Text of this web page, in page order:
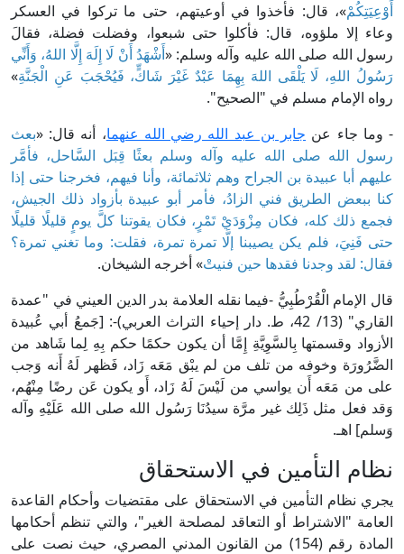
أَوْعِيَتِكُمْ»، قال: فأخذوا في أوعيتهم، حتى ما تركوا في العسكر
وعاء إلا ملؤوه، قال: فأكلوا حتى شبعوا، وفضلت فضلة، فقالَ
رسول الله صلى الله عليه وآله وسلم: «أَشْهَدُ أَنْ لَا إِلَهَ إِلَّا اللهُ، وَأَنِّي
رَسُولُ اللهِ، لَا يَلْقَى اللهَ بِهِمَا عَبْدٌ غَيْرَ شَاكٍّ، فَيُحْجَبَ عَنِ الْجَنَّةِ»
رواه الإمام مسلم في "الصحيح".
- وما جاء عن جابر بن عبد الله رضي الله عنهما، أنه قال: «بعث
رسول الله صلى الله عليه وآله وسلم بعثًا قِبَل السَّاحل، فأمَّر
عليهم أبا عبيدة بن الجراح وهم ثلاثمائة، وأنا فيهم، فخرجنا حتى إذا
كنا ببعض الطريق فني الزادُ، فأمر أبو عبيدة بأزواد ذلك الجيش،
فجمع ذلك كله، فكان مِزْوَدَيْ تَمْرٍ، فكان يقوتنا كلَّ يومٍ قليلًا قليلًا
حتى فَنِيَ، فلم يكن يصيبنا إلَّا تمرة تمرة، فقلت: وما تغني تمرة؟
فقال: لقد وجدنا فقدها حين فنيتْ» أخرجه الشيخان.
قال الإمام الْقُرْطُبِيُّ -فيما نقله العلامة بدر الدين العيني في "عمدة
القاري" (13/ 42، ط. دار إحياء التراث العربي)-: [جَمعُ أبي عُبيدة
الأزواد وقسمتها بِالسَّوِيَّةِ إِمَّا أن يكون حكمًا حكم بِهِ لِما شَاهد من
الضَّرُورَة وخوفه من تلف من لم يبْق مَعَه زَاد، فَظهر لَهُ أَنه وَجب
على من مَعَه أَن يواسي من لَيْسَ لَهُ زَاد، أَو يكون عَن رضًا مِنْهُم،
وَقد فعل مثل ذَلِك غير مرَّة سيدُنَا رَسُول الله صلى الله عَلَيْهِ وآله
وَسلم] اهـ.
نظام التأمين في الاستحقاق
يجري نظام التأمين في الاستحقاق على مقتضيات وأحكام القاعدة
العامة "الاشتراط أو التعاقد لمصلحة الغير"، والتي تنظم أحكامها
المادة رقم (154) من القانون المدني المصري، حيث نصت على